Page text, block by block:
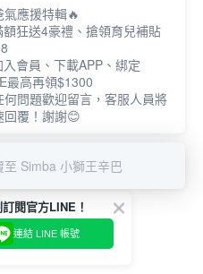
閱官方LINE！
連結 LINE 帳號
氣應援特輯🔥
狂送4豪禮、搶領育兒補貼
會員、下載APP、綁定
最高再領$1300
何問題歡迎留言，客服人員將
回覆！謝謝😊
至 Simba 小獅王辛巴